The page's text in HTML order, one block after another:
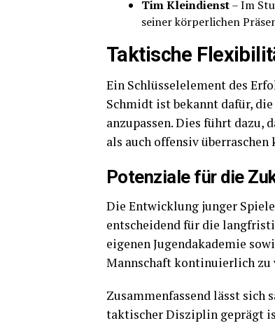
Tim Kleindienst– Im
seiner körperlichen
Taktische
Ein Schlüsselelement des
Schmidt ist bekannt dafür,
anzupassen. Dies führt dazu,
als auch offensiv überraschen
Potenziale für die
Die Entwicklung junger
entscheidend für die
eigenen Jugendakademie
Mannschaft kontinuierlich zu
Zusammenfassend lässt sich
taktischer Disziplin geprägt